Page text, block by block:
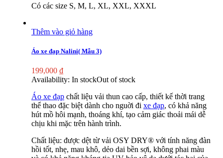
Có các size S, M, L, XL, XXL, XXXL
Thêm vào giỏ hàng
Áo xe đạp Nalini( Mẫu 3)
199,000 ₫
Availability: In stockOut of stock
Áo xe đạp chất liệu vải thun cao cấp, thiết kế thời trang
thể thao đặc biệt dành cho nguời đi xe đạp, có khả năng
hút mồ hôi mạnh, thoáng khí, tạo cảm giác thoải mái dễ
chịu khi mặc trên hành trình.
Chất liệu: được dệt từ vải OSY DRY® với tính năng đàn
hồi tốt, nhẹ, mau khô, dẻo dai bền sợi, không phai màu